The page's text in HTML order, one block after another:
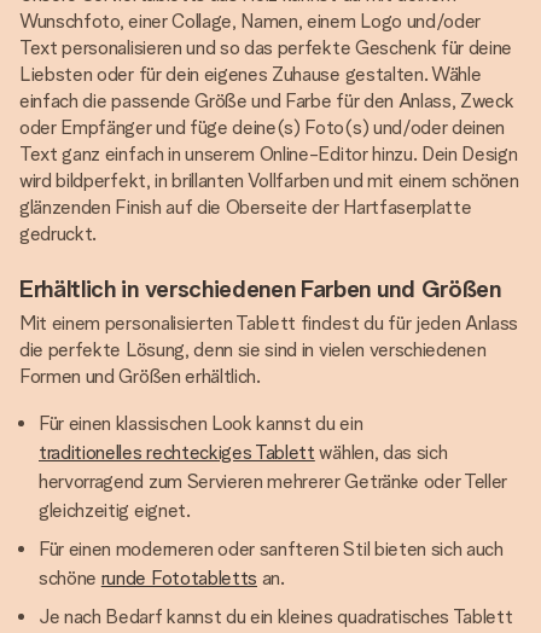
Wunschfoto, einer Collage, Namen, einem Logo und/oder
Text personalisieren und so das perfekte Geschenk für deine
Liebsten oder für dein eigenes Zuhause gestalten. Wähle
einfach die passende Größe und Farbe für den Anlass, Zweck
oder Empfänger und füge deine(s) Foto(s) und/oder deinen
Text ganz einfach in unserem Online-Editor hinzu. Dein Design
wird bildperfekt, in brillanten Vollfarben und mit einem schönen
glänzenden Finish auf die Oberseite der Hartfaserplatte
gedruckt.
Erhältlich in verschiedenen Farben und Größen
Mit einem personalisierten Tablett findest du für jeden Anlass
die perfekte Lösung, denn sie sind in vielen verschiedenen
Formen und Größen erhältlich.
Für einen klassischen Look kannst du ein
traditionelles rechteckiges Tablett wählen, das sich
hervorragend zum Servieren mehrerer Getränke oder Teller
gleichzeitig eignet.
Für einen moderneren oder sanfteren Stil bieten sich auch
schöne runde Fototabletts an.
Je nach Bedarf kannst du ein kleines quadratisches Tablett